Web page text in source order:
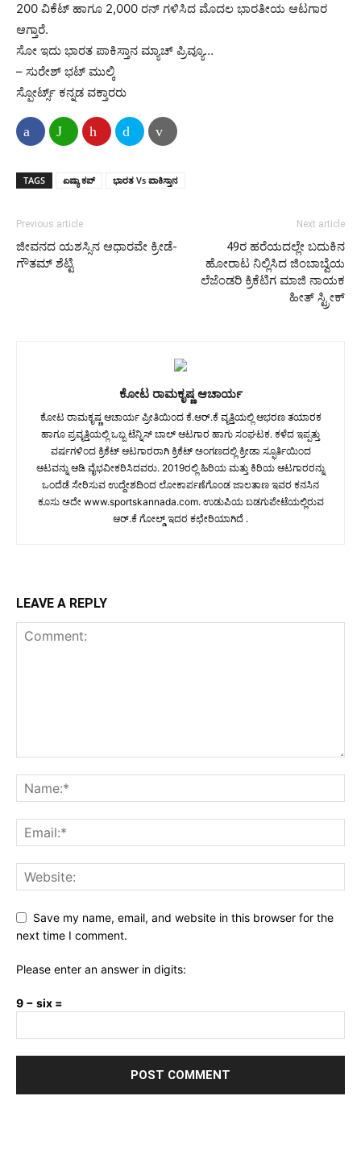
200 ವಿಕೆಟ್ ಹಾಗೂ 2,000 ರನ್ ಗಳಿಸಿದ ಮೊದಲ ಭಾರತೀಯ ಆಟಗಾರ
ಆಗ್ತಾರೆ.
ಸೋ ಇದು ಭಾರತ ಪಾಕಿಸ್ತಾನ ಮ್ಯಾಚ್ ಪ್ರಿವ್ಯೂ…
– ಸುರೇಶ್ ಭಟ್ ಮುಲ್ಕಿ
ಸ್ಪೋರ್ಟ್ಸ್ ಕನ್ನಡ ವಕ್ತಾರರು
TAGS ಏಷ್ಯಾ ಕಪ್ ಭಾರತ Vs ಪಾಕಿಸ್ತಾನ
Previous article
ಜೀವನದ ಯಶಸ್ಸಿನ ಆಧಾರವೇ ಕ್ರೀಡೆ-
ಗೌತಮ್ ಶೆಟ್ಟಿ
Next article
49ರ ಹರೆಯದಲ್ಲೇ ಬದುಕಿನ
ಹೋರಾಟ ನಿಲ್ಲಿಸಿದ ಜಿಂಬಾಬ್ವೆಯ
ಲೆಜೆಂಡರಿ ಕ್ರಿಕೆಟಿಗ ಮಾಜಿ ನಾಯಕ
ಹೀತ್ ಸ್ಟ್ರೀಕ್
ಕೋಟ ರಾಮಕೃಷ್ಣ ಆಚಾರ್ಯ
ಕೋಟ ರಾಮಕೃಷ್ಣ ಆಚಾರ್ಯ ಪ್ರೀತಿಯಿಂದ ಕೆ.ಆರ್.ಕೆ ವೃತ್ತಿಯಲ್ಲಿ ಆಭರಣ ತಯಾರಕ
ಹಾಗೂ ಪ್ರವೃತ್ತಿಯಲ್ಲಿ ಒಬ್ಬ ಟೆನ್ನಿಸ್ ಬಾಲ್ ಆಟಗಾರ ಹಾಗು ಸಂಘಟಕ. ಕಳೆದ ಇಪ್ಪತ್ತು
ವರ್ಷಗಳಿಂದ ಕ್ರಿಕೆಟ್ ಆಟಗಾರರಾಗಿ ಕ್ರಿಕೆಟ್ ಅಂಗಣದಲ್ಲಿ ಕ್ರೀಡಾ ಸ್ಫೂರ್ತಿಯಿಂದ
ಆಟವನ್ನು ಆಡಿ ವೈಭವೀಕರಿಸಿದವರು. 2019ರಲ್ಲಿ ಹಿರಿಯ ಮತ್ತು ಕಿರಿಯ ಆಟಗಾರರನ್ನು
ಒಂದೆಡೆ ಸೇರಿಸುವ ಉದ್ದೇಶದಿಂದ ಲೋಕಾರ್ಪಣೆಗೊಂಡ ಜಾಲತಾಣ ಇವರ ಕನಸಿನ
ಕೂಸು ಅದೇ www.sportskannada.com. ಉಡುಪಿಯ ಬಡಗುಪೇಟೆಯಲ್ಲಿರುವ
ಆರ್.ಕೆ ಗೋಲ್ಡ್ ಇದರ ಕಛೇರಿಯಾಗಿದೆ .
LEAVE A REPLY
Save my name, email, and website in this browser for the
next time I comment.
Please enter an answer in digits:
9 − six =